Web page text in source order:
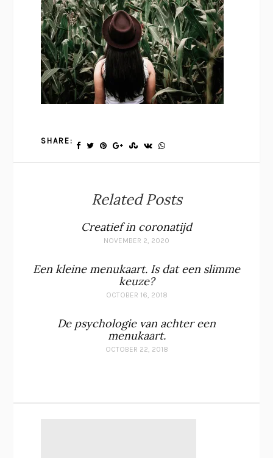
SHARE:
Related Posts
Creatief in coronatijd
NOVEMBER 2, 2020
Een kleine menukaart. Is dat een slimme
keuze?
OCTOBER 16, 2018
De psychologie van achter een
menukaart.
OCTOBER 22, 2018